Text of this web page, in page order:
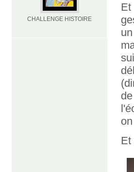
CHALLENGE HISTOIRE
Et